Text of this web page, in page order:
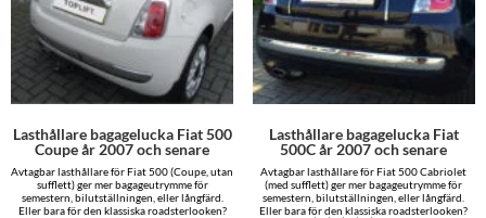
Lasthållare bagagelucka Fiat 500
Coupe år 2007 och senare
Avtagbar lasthållare för Fiat 500 (Coupe, utan
sufflett) ger mer bagageutrymme för
semestern, bilutställningen, eller långfärd.
Eller bara för den klassiska roadsterlooken?
Lasthållare bagagelucka Fiat
500C år 2007 och senare
Avtagbar lasthållare för Fiat 500 Cabriolet
(med sufflett) ger mer bagageutrymme för
semestern, bilutställningen, eller långfärd.
Eller bara för den klassiska roadsterlooken?